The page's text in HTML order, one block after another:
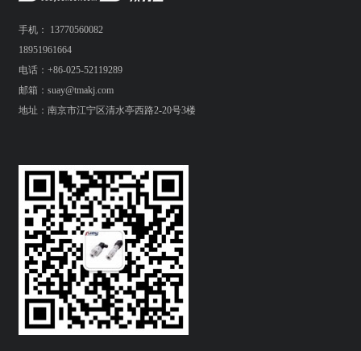
手机： 13770560082
18951961664
电话：+86-025-52119289
邮箱：suay@tmakj.com
地址：南京市江宁区清水亭西路2-20号3楼